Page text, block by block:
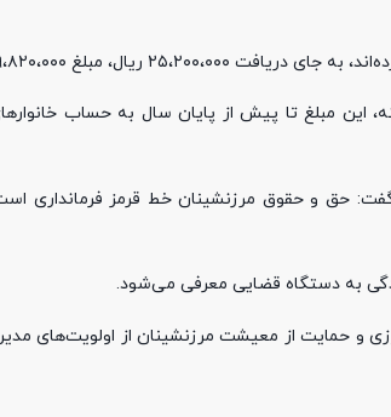
۲۹،۸۲۰،۰۰۰ ریال دریافت می‌کنند.
این مبلغ تا پیش از پایان سال به حساب
حق و حقوق مرزنشینان خط قرمز فرمانداری
به دستگاه قضایی معرفی می‌شود.
و حمایت از معیشت مرزنشینان از اولویت‌های